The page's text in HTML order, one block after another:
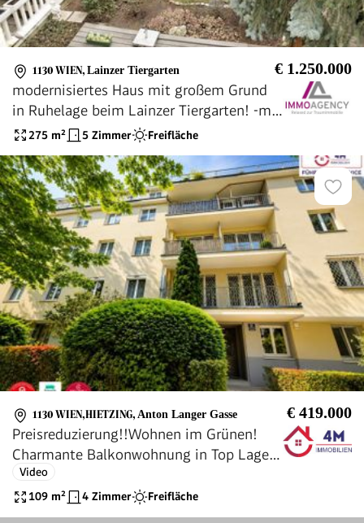
1130 WIEN, Lainzer Tiergarten € 1.250.000
modernisiertes Haus mit großem Grund
in Ruhelage beim Lainzer Tiergarten! -mit
Baureserve
275 m² 5 Zimmer Freifläche
1130 WIEN,HIETZING, Anton Langer Gasse € 419.000
Preisreduzierung!!Wohnen im Grünen!
Charmante Balkonwohnung in Top Lage
von Hietzing
Video
109 m² 4 Zimmer Freifläche